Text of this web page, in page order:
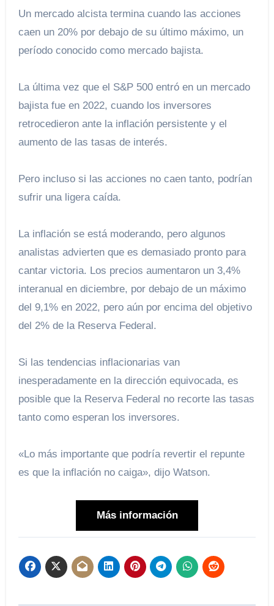
Un mercado alcista termina cuando las acciones
caen un 20% por debajo de su último máximo, un
período conocido como mercado bajista.
La última vez que el S&P 500 entró en un mercado
bajista fue en 2022, cuando los inversores
retrocedieron ante la inflación persistente y el
aumento de las tasas de interés.
Pero incluso si las acciones no caen tanto, podrían
sufrir una ligera caída.
La inflación se está moderando, pero algunos
analistas advierten que es demasiado pronto para
cantar victoria. Los precios aumentaron un 3,4%
interanual en diciembre, por debajo de un máximo
del 9,1% en 2022, pero aún por encima del objetivo
del 2% de la Reserva Federal.
Si las tendencias inflacionarias van
inesperadamente en la dirección equivocada, es
posible que la Reserva Federal no recorte las tasas
tanto como esperan los inversores.
«Lo más importante que podría revertir el repunte
es que la inflación no caiga», dijo Watson.
Más información